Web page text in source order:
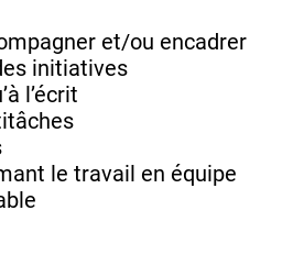
et/ou encadrer
initiatives
l’écrit
le travail en équipe